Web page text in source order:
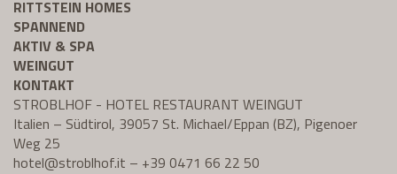
RITTSTEIN HOMES
SPANNEND
AKTIV & SPA
WEINGUT
KONTAKT
STROBLHOF - HOTEL RESTAURANT WEINGUT
Italien – Südtirol, 39057 St. Michael/Eppan (BZ), Pigenoer
Weg 25
hotel@stroblhof.it – +39 0471 66 22 50